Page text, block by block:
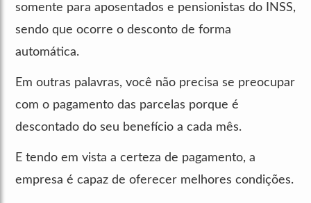
somente para aposentados e pensionistas do INSS,
sendo que ocorre o desconto de forma
automática.
Em outras palavras, você não precisa se preocupar
com o pagamento das parcelas porque é
descontado do seu benefício a cada mês.
E tendo em vista a certeza de pagamento, a
empresa é capaz de oferecer melhores condições.